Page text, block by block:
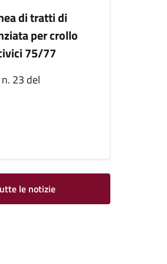
di tratti di
per crollo
75/77
23 del
le notizie